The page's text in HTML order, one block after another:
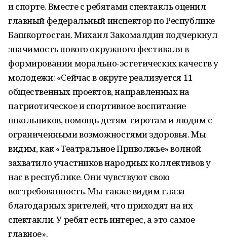
и спорте. Вместе с ребятами спектакль оценил
главный федеральный инспектор по Республике
Башкортостан. Михаил Закомалдин подчеркнул
значимость нового окружного фестиваля в
формировании морально-эстетических качеств у
молодежи: «Сейчас в округе реализуется 11
общественных проектов, направленных на
патриотическое и спортивное воспитание
школьников, помощь детям-сиротам и людям с
ограниченными возможностями здоровья. Мы
видим, как «Театральное Приволжье» волной
захватило участников народных коллективов у
нас в республике. Они чувствуют свою
востребованность. Мы также видим глаза
благодарных зрителей, что приходят на их
спектакли. У ребят есть интерес, а это самое
главное».